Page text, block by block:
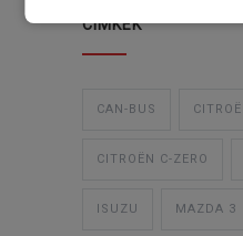
CIMKÉK
CAN-BUS
CITROËN C-ZERO
ISUZU MAZDA 3